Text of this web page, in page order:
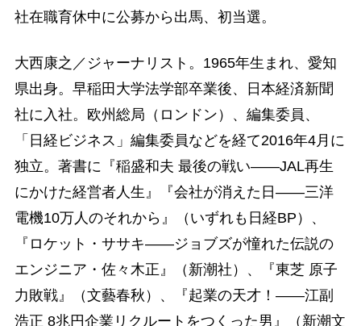
社在職育休中に公募から出馬、初当選。
大西康之／ジャーナリスト。1965年生まれ、愛知
県出身。早稲田大学法学部卒業後、日本経済新聞
社に入社。欧州総局（ロンドン）、編集委員、
「日経ビジネス」編集委員などを経て2016年4月に
独立。著書に『稲盛和夫 最後の戦い――JAL再生
にかけた経営者人生』『会社が消えた日――三洋
電機10万人のそれから』（いずれも日経BP）、
『ロケット・ササキ――ジョブズが憧れた伝説の
エンジニア・佐々木正』（新潮社）、『東芝 原子
力敗戦』（文藝春秋）、『起業の天才！――江副
浩正 8兆円企業リクルートをつくった男』（新潮文